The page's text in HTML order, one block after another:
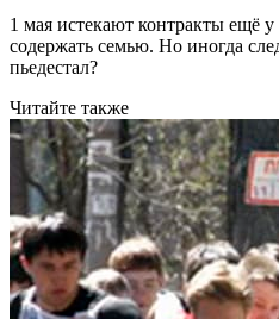
1 мая истекают контракты ещё
содержать семью. Но иногда
пьедестал?
Читайте также